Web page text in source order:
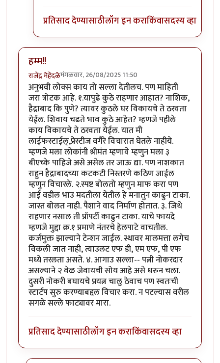
प्रतिसाद देण्यासाठीलॉग इन कराकिंवासदस्य व्हा
हम्म!!
राजेंद्र मेहेंदळेमंगळवार, 26/08/2025 11:50
अनुभवी लोक्स काय तो सल्ला देतीलच. पण माहिती
जरा त्रोटक आहे. १.यापुढे कुठे राहणार आहात? नाशिक,
हैद्राबाद कि पुणे? त्यावर कुठले घर विकायचे ते ठरवता
येईल. शिवाय चढते भाव कुठे आहेत? म्हणजे पहीले
काय विकायचे ते ठरवता येईल. यात मी
लाईफस्टाईल्,प्रेस्टीज वगैरे विचारात घेतले नाहीये.
म्हणजे मला लोकांनी श्रीमंत म्हणावे म्हणुन मला ३
बीएच्के पाहिजे असे असेल तर जाऊ द्या. पण नाशकात
राहुन हैद्राबादच्या कटकटी निस्तरणे कठिण जाईल
म्हणुन विचारले. २.स्पष्ट बोलतो म्हणुन माफ करा पण
आई वडील भाउ मदतीला येतील हे मनातुन काढुन टाका.
जास्त बोलत नाही. पैशाने वाद निर्माण होतात. ३. जिथे
राहणार नसाल ती प्रॉपर्टी काढुन टाका. याचे फायदे
म्हणजे मुद्दा क्र.१ प्रमाणे नंतरचे हेलपाटे वाचतील.
कर्जमुक्त झाल्याने टेन्शन जाईल. स्थावर मालमत्ता लगेच
विकली जात नाही, त्याउलट एफ डी, एम एफ, पी एफ
मध्ये तरलता असते. ४. आगाउ सल्ला-- पत्नी नोकरदार
असल्याने २ वेळ जेवायची सोय आहे असे धरुन चला.
दुसरी नोकरी बघायचे प्रयत्न चालु ठेवाच पण स्वतःची
स्टार्टप सुरु करण्याबद्दल विचार करा. न पटल्यास वरील
सगळे सल्ले फाट्यावर मारा.
प्रतिसाद देण्यासाठीलॉग इन कराकिंवासदस्य व्हा